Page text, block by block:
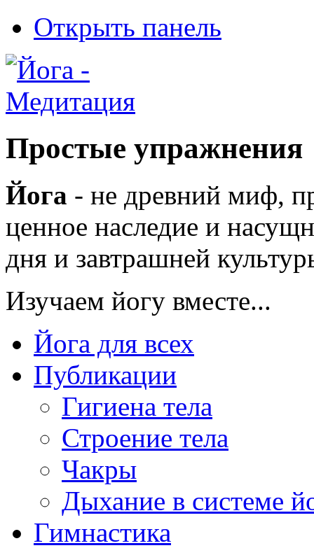
Открыть панель
Простые упражнения
Йога - не древний миф,
ценное наследие и
дня и завтрашней
Изучаем йогу вместе...
Йога для всех
Публикации
Гигиена тела
Строение тела
Чакры
Дыхание в системе
Гимнастика